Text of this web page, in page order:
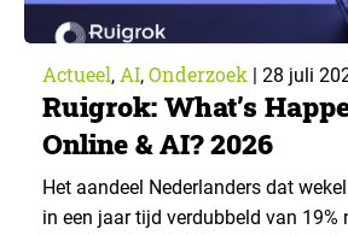
Actueel, AI, Onderzoek | 28 juli
Ruigrok: What’s
Online & AI? 2026
Het aandeel Nederlanders dat
in een jaar tijd verdubbeld van 19%